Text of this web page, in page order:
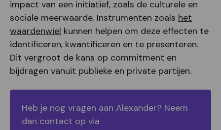
impact van een initiatief, zoals de culturele en
sociale meerwaarde. Instrumenten zoals het
waardenwiel kunnen helpen om deze effecten te
identificeren, kwantificeren en te presenteren.
Dit vergroot de kans op commitment en
bijdragen vanuit publieke en private partijen.
Heb je nog vragen aan Alexander? Neem
dan contact op via